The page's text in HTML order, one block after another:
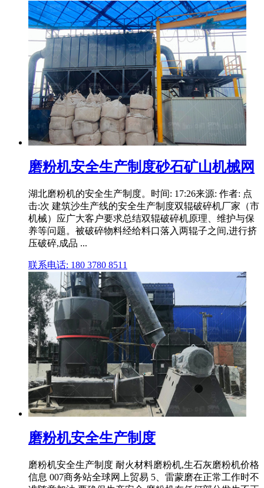
磨粉机安全生产制度砂石矿山机械网
湖北磨粉机的安全生产制度。时间: 17:26来源: 作者: 点
击:次 建筑沙生产线的安全生产制度双辊破碎机厂家（市
机械）应广大客户要求总结双辊破碎机原理、维护与保
养等问题。被破碎物料经给料口落入两辊子之间,进行挤
压破碎,成品 ...
联系电话: 180 3780 8511
磨粉机安全生产制度
磨粉机安全生产制度 耐火材料磨粉机,生石灰磨粉机价格
信息 007商务站全球网上贸易 5、雷蒙磨在正常工作时不